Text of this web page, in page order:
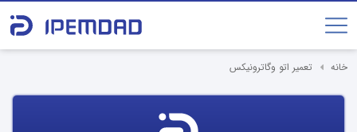
خانه تعمیر اتو وگاترونیکس